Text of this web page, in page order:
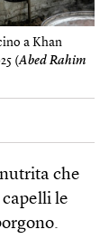
a Khan
(Abed Rahim
che
le